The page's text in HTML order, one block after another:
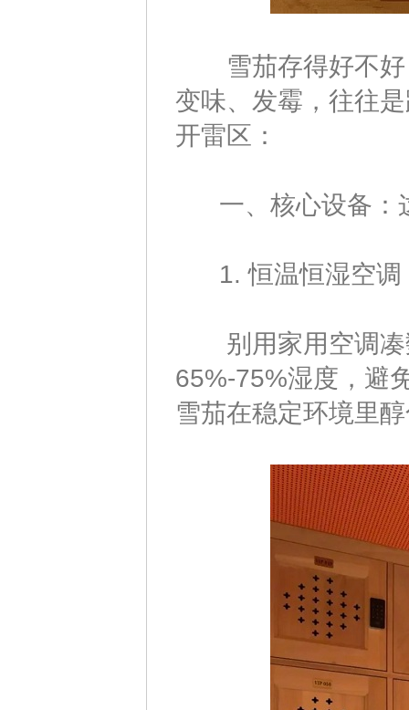
雪茄存得好不好
变味、发霉，往往
开雷区：
一、核心设备：
1. 恒温恒湿空调
别用家用空调凑
65%-75%湿度，避
雪茄在稳定环境里